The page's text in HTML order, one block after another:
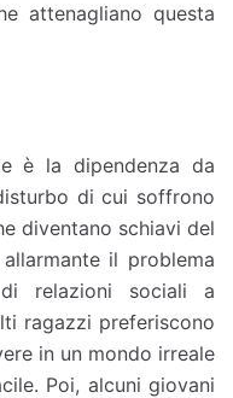
attenagliano questa
è la dipendenza da
di cui soffrono
diventano schiavi del
il problema
relazioni sociali a
ragazzi preferiscono
in un mondo irreale
Poi, alcuni giovani